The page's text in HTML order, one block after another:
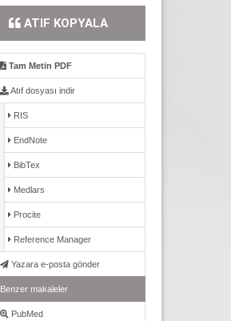
ATIF KOPYALA
Tam Metin PDF
Atıf dosyası indir
RIS
EndNote
BibTex
Medlars
Procite
Reference Manager
Yazara e-posta gönder
Benzer makaleler
PubMed